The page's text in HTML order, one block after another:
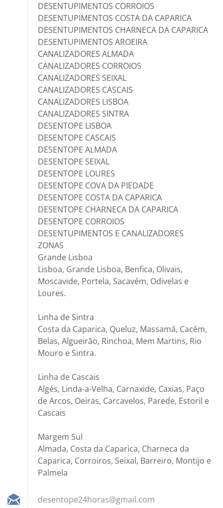
DESENTUPIMENTOS CORROIOS
DESENTUPIMENTOS COSTA DA CAPARICA
DESENTUPIMENTOS CHARNECA DA CAPARICA
DESENTUPIMENTOS AROEIRA
CANALIZADORES ALMADA
CANALIZADORES CORROIOS
CANALIZADORES SEIXAL
CANALIZADORES CASCAIS
CANALIZADORES LISBOA
CANALIZADORES SINTRA
DESENTOPE LISBOA
DESENTOPE CASCAIS
DESENTOPE ALMADA
DESENTOPE SEIXAL
DESENTOPE LOURES
DESENTOPE COVA DA PIEDADE
DESENTOPE COSTA DA CAPARICA
DESENTOPE CHARNECA DA CAPARICA
DESENTOPE CORROIOS
DESENTUPIMENTOS E CANALIZADORES
ZONAS
Grande Lisboa
Lisboa, Grande Lisboa, Benfica, Olivais,
Moscavide, Portela, Sacavém, Odivelas e
Loures.
Linha de Sintra
Costa da Caparica, Queluz, Massamá, Cacém,
Belas, Algueirão, Rinchoa, Mem Martins, Rio
Mouro e Sintra.
Linha de Cascais
Algés, Linda-a-Velha, Carnaxide, Caxias, Paço
de Arcos, Oeiras, Carcavelos, Parede, Estoril e
Cascais
Margem Sul
Almada, Costa da Caparica, Charneca da
Caparica, Corroiros, Seixal, Barreiro, Montijo e
Palmela
desentope24horas@gmail.com